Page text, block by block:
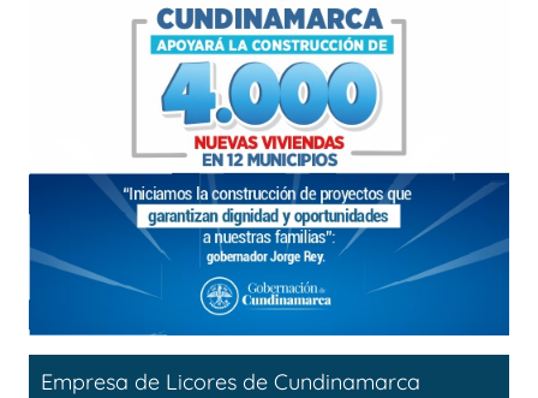
Empresa de Licores de Cundinamarca